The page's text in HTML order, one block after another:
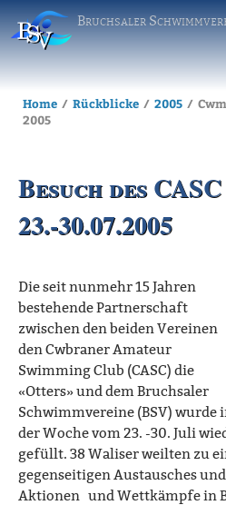
Bruchsaler
Home Rückblicke 2005
2005
Besuch des
23.-30.07.2005
Die seit nunmehr 15 Jahren
bestehende Partnerschaft
zwischen den beiden Vereinen
den Cwbraner Amateur
Swimming Club (CASC) die
«Otters» und dem Bruchsaler
Schwimmvereine (BSV) wurde
der Woche vom 23. -30. Juli
gefüllt. 38 Waliser weilten zu
gegenseitigen Austausches
Aktionen und Wettkämpfe in